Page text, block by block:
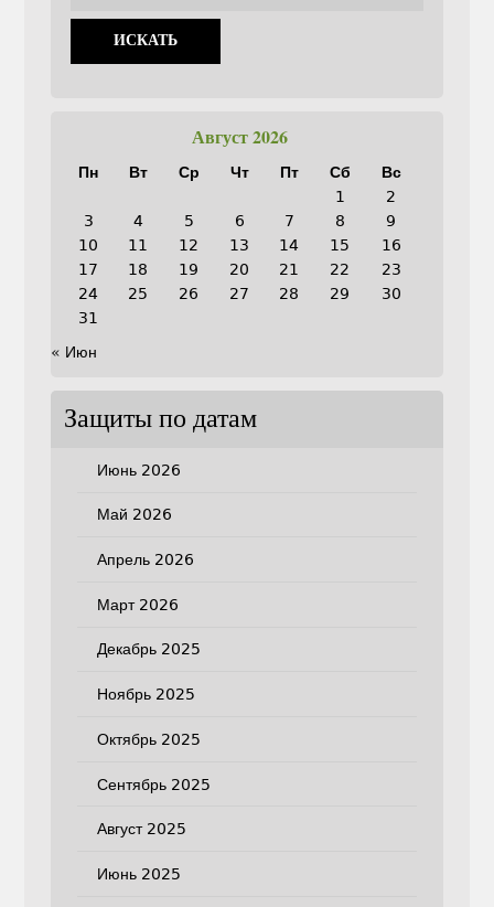
Август 2026
Пн Вт Ср Чт Пт Сб
Вс
1
2
3
4 5 6 7 8
9
10
11 12 13 14 15
16
17
18 19 20 21 22
23
24
25 26 27 28 29
30
31
« Июн
Защиты по датам
Июнь 2026
Май 2026
Апрель 2026
Март 2026
Декабрь 2025
Ноябрь 2025
Октябрь 2025
Сентябрь 2025
Август 2025
Июнь 2025